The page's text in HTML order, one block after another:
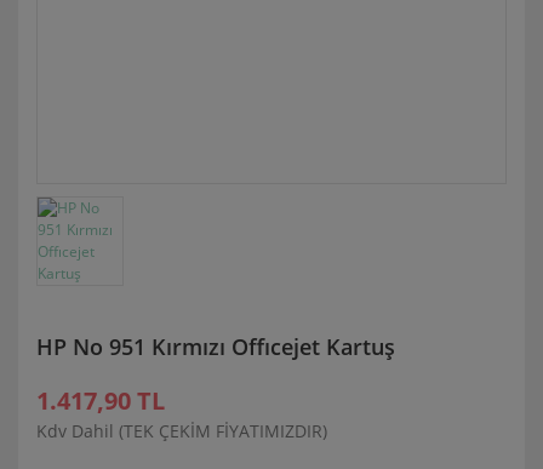
HP No 951 Kırmızı Offıcejet Kartuş
1.417,90 TL
Kdv Dahil (TEK ÇEKİM FİYATIMIZDIR)